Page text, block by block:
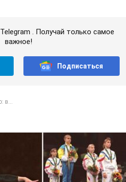
поразила президента
"Слава Украине"! Как
которая 30